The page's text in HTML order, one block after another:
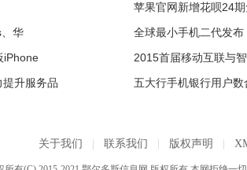
华
iPhone
升服务品
苹果官网新增花呗24
全球最小手机二代发
2015首届移动互联与
五大行手机银行用户
关于我们 联系我们 版权声明